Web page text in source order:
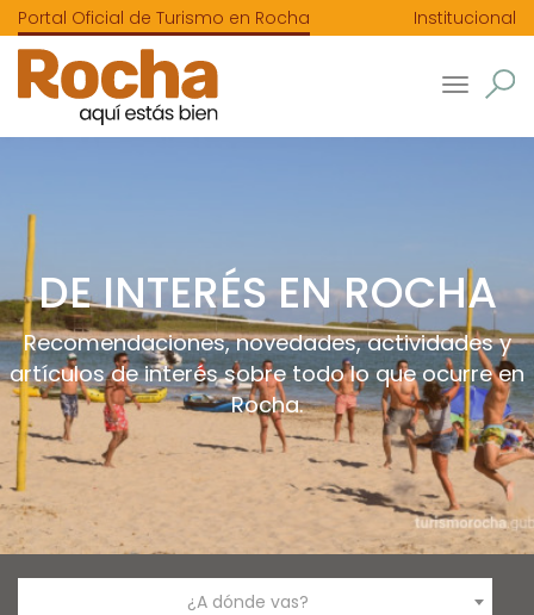
Portal Oficial de Turismo en Rocha Institucional
Toggle
DE INTERÉS EN ROCHA
Recomendaciones, novedades, actividades y
artículos de interés sobre todo lo que ocurre en
Rocha.
¿A dónde vas?